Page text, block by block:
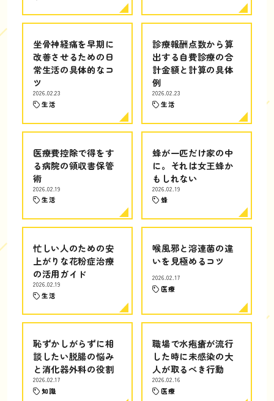
坐骨神経痛を早期に
改善させるための日
常生活の具体的なコ
ツ
2026.02.23
生活
診療報酬点数から算
出する自費診療の合
計金額と計算の具体
例
2026.02.23
生活
医療費控除で得をす
る病院の領収書保管
術
2026.02.19
生活
蜂が一匹だけ家の中
に。それは女王蜂か
もしれない
2026.02.19
蜂
忙しい人のための安
上がりな花粉症治療
の活用ガイド
2026.02.19
生活
喉風邪と溶連菌の違
いを見極めるコツ
2026.02.17
医療
恥ずかしがらずに相
談したい脱腸の悩み
と消化器外科の役割
2026.02.17
知識
職場で水疱瘡が流行
した時に未感染の大
人が取るべき行動
2026.02.16
医療